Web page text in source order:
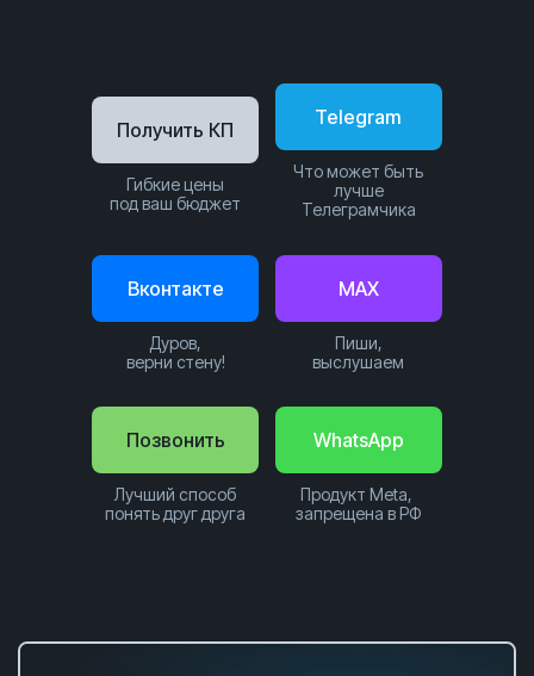
Позвонить
Лучший способ
понять друг друга
WhatsApp
Продукт Meta,
запрещена в РФ
Telegram
Что может быть
лучше
Телеграмчика
Вконтакте
Дуров,
верни стену!
Получить КП
Гибкие цены
под ваш бюджет
MAX
Пиши,
выслушаем